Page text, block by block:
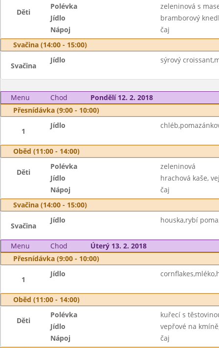
Děti
Polévka
zeleninová s
Jídlo
bramborový
Nápoj
čaj
Svačina (14:00 - 15:00)
Svačina
Jídlo sýrový
Menu Chod
Pondělí 12. 2. 2018
Přesnídávka (9:00 - 10:00)
1
Jídlo
Oběd (11:00 - 14:00)
Děti
Polévka
zeleninová
Jídlo
hrachová kaše,
Nápoj
čaj
Svačina (14:00 - 15:00)
Svačina
Jídlo houska,rybí
Menu Chod
Úterý 13. 2. 2018
Přesnídávka (9:00 - 10:00)
1
Jídlo
Oběd (11:00 - 14:00)
Děti
Polévka
kuřecí s
Jídlo
vepřové na
Nápoj
čaj